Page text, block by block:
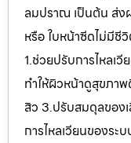
ลมปราณ เป็นต้น ส่ง
หรือ ใบหน้าซีดไม่มีชี
1.ช่วยปรับการไหลเ
ทำให้ผิวหน้าดูสุขภา
สิว 3.ปรับสมดุลของ
การไหลเวียนของระ